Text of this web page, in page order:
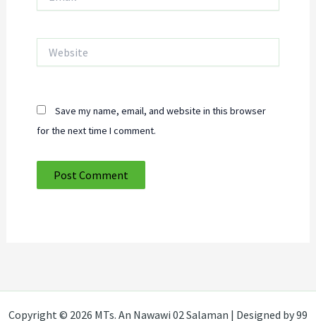
Save my name, email, and website in this browser
for the next time I comment.
Copyright © 2026 MTs. An Nawawi 02 Salaman | Designed by 99